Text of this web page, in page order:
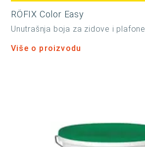
RÖFIX Color Easy
Unutrašnja boja za zidove i plafone
Više o proizvodu